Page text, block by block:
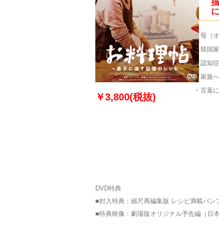
￥3,800(税抜)
母（
韓国
認知
家族
言葉
DVD特典
■封入特典：縮尺再編集版 レシピ満載パン
■特典映像：劇場版オリジナル予告編（日